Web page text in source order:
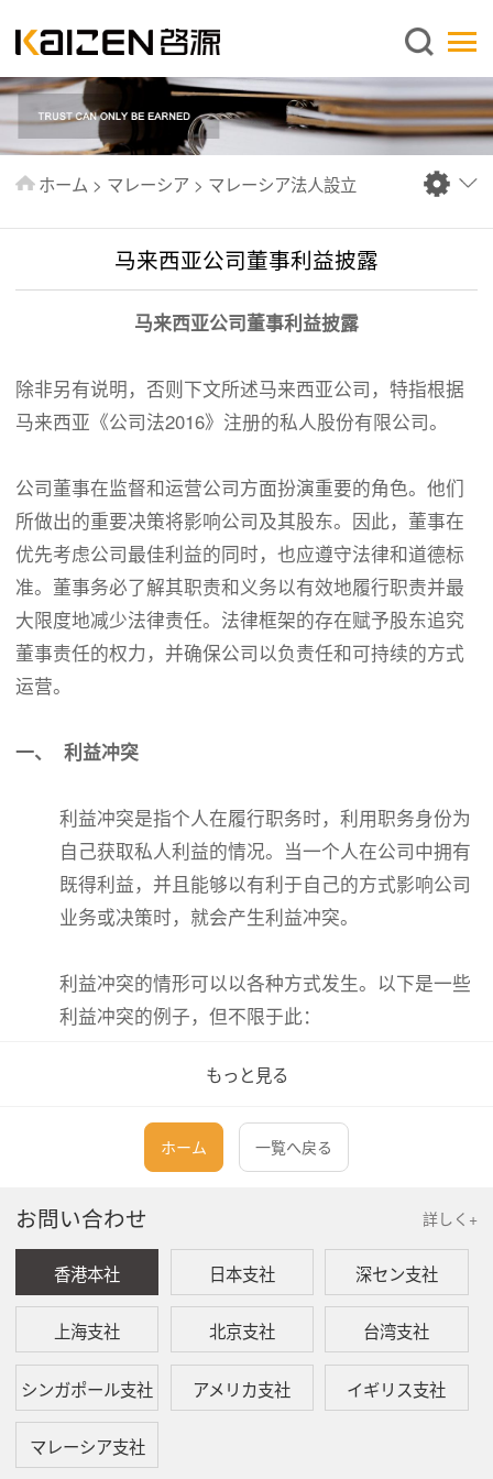
日本語
企業情報
事業内容
ニュース
出版物
よくあるご質問
お問い合わせ
ホーム > マレーシア > マレーシア法人設立
马来西亚公司董事利益披露
马来西亚公司董事利益披露
除非另有说明，否则下文所述马来西亚公司，特指根据
马来西亚《公司法2016》注册的私人股份有限公司。
公司董事在监督和运营公司方面扮演重要的角色。他们
所做出的重要决策将影响公司及其股东。因此，董事在
优先考虑公司最佳利益的同时，也应遵守法律和道德标
准。董事务必了解其职责和义务以有效地履行职责并最
大限度地减少法律责任。法律框架的存在赋予股东追究
董事责任的权力，并确保公司以负责任和可持续的方式
运营。
一、 利益冲突
利益冲突是指个人在履行职务时，利用职务身份为
自己获取私人利益的情况。当一个人在公司中拥有
既得利益，并且能够以有利于自己的方式影响公司
业务或决策时，就会产生利益冲突。
利益冲突的情形可以以各种方式发生。以下是一些
利益冲突的例子，但不限于此：
的职责或利益发生冲突的财产。
董事利用集团的资产、信息或职务谋取私
利。
董事利用集团得到的机会为自己谋取利益。
二、 董事利益披露
本质上，董事只需要披露与公司相关的重大利益和
交易。
もっと見る
ホーム 一覧へ戻る
詳しく+
お問い合わせ
香港本社 日本支社 深セン支社
上海支社 北京支社 台湾支社
シンガポール支社 アメリカ支社 イギリス支社
マレーシア支社